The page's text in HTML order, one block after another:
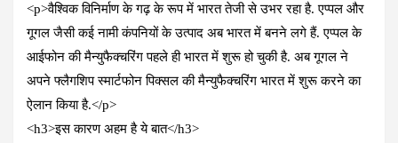
<p>वैश्विक विनिर्माण के गढ़ के रूप में भारत तेजी से उभर रहा है. एप्पल और
गूगल जैसी कई नामी कंपनियों के उत्पाद अब भारत में बनने लगे हैं. एप्पल के
आईफोन की मैन्युफैक्चरिंग पहले ही भारत में शुरू हो चुकी है. अब गूगल ने
अपने फ्लैगशिप स्मार्टफोन पिक्सल की मैन्युफैक्चरिंग भारत में शुरू करने का
ऐलान किया है.</p>
<h3>इस कारण अहम है ये बात</h3>